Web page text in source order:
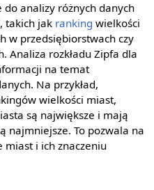
analizy różnych danych
takich jak ranking wielkości
w przedsiębiorstwach czy
Analiza rozkładu Zipfa dla
na temat
Na przykład,
wielkości miast,
są największe i mają
najmniejsze. To pozwala na
i ich znaczeniu